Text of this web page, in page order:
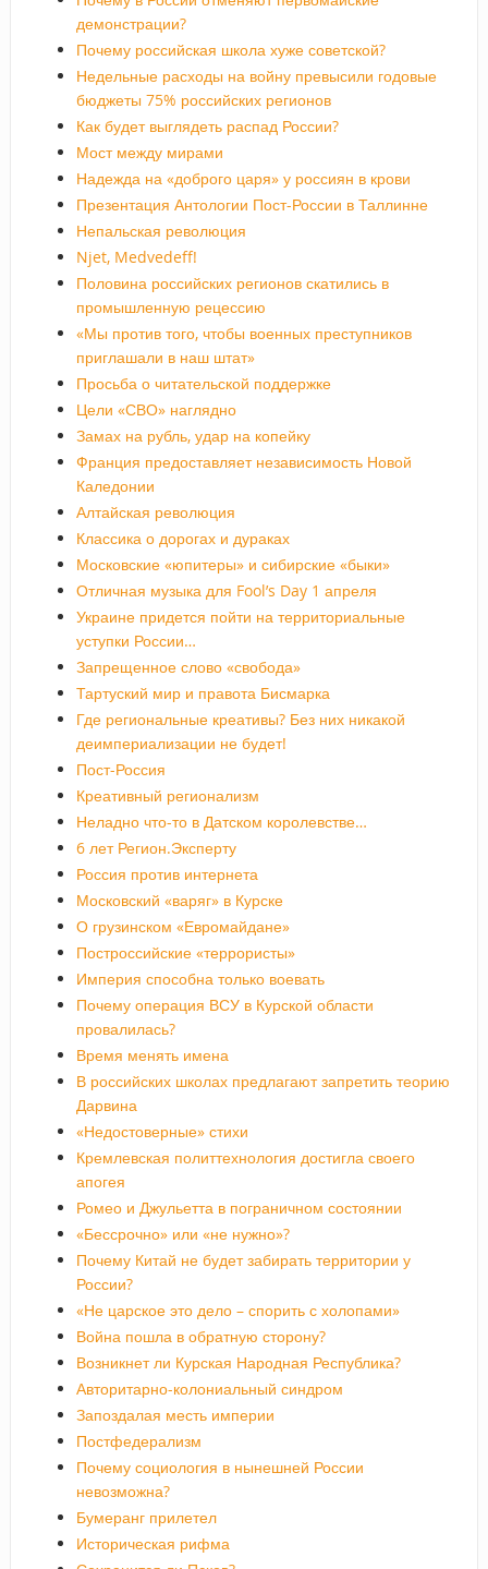
демонстрации?
Почему российская школа хуже советской?
Недельные расходы на войну превысили годовые
бюджеты 75% российских регионов
Как будет выглядеть распад России?
Мост между мирами
Надежда на «доброго царя» у россиян в крови
Презентация Антологии Пост-России в Таллинне
Непальская революция
Njet, Medvedeff!
Половина российских регионов скатились в
промышленную рецессию
«Мы против того, чтобы военных преступников
приглашали в наш штат»
Просьба о читательской поддержке
Цели «СВО» наглядно
Замах на рубль, удар на копейку
Франция предоставляет независимость Новой
Каледонии
Алтайская революция
Классика о дорогах и дураках
Московские «юпитеры» и сибирские «быки»
Отличная музыка для Fool’s Day 1 апреля
Украине придется пойти на территориальные
уступки России…
Запрещенное слово «свобода»
Тартуский мир и правота Бисмарка
Где региональные креативы? Без них никакой
деимпериализации не будет!
Пост-Россия
Креативный регионализм
Неладно что-то в Датском королевстве…
6 лет Регион.Эксперту
Россия против интернета
Московский «варяг» в Курске
О грузинском «Евромайдане»
Построссийские «террористы»
Империя способна только воевать
Почему операция ВСУ в Курской области
провалилась?
Время менять имена
В российских школах предлагают запретить теорию
Дарвина
«Недостоверные» стихи
Кремлевская политтехнология достигла своего
апогея
Ромео и Джульетта в пограничном состоянии
«Бессрочно» или «не нужно»?
Почему Китай не будет забирать территории у
России?
«Не царское это дело – спорить с холопами»
Война пошла в обратную сторону?
Возникнет ли Курская Народная Республика?
Авторитарно-колониальный синдром
Запоздалая месть империи
Постфедерализм
Почему социология в нынешней России
невозможна?
Бумеранг прилетел
Историческая рифма